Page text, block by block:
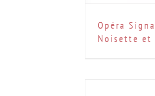
Opéra
Noisette et